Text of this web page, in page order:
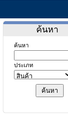
ค้นหา
ค้นหา
ประเภท